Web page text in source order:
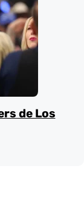
de Los